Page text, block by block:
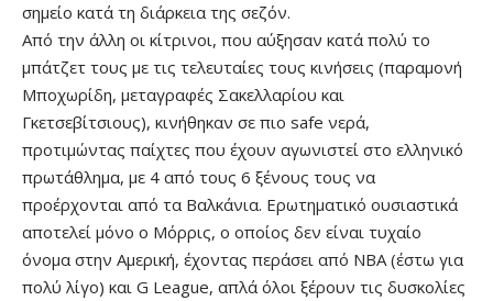
σημείο κατά τη διάρκεια της σεζόν.
Από την άλλη οι κίτρινοι, που αύξησαν κατά πολύ το
μπάτζετ τους με τις τελευταίες τους κινήσεις (παραμονή
Μποχωρίδη, μεταγραφές Σακελλαρίου και
Γκετσεβίτσιους), κινήθηκαν σε πιο safe νερά,
προτιμώντας παίχτες που έχουν αγωνιστεί στο ελληνικό
πρωτάθλημα, με 4 από τους 6 ξένους τους να
προέρχονται από τα Βαλκάνια. Ερωτηματικό ουσιαστικά
αποτελεί μόνο ο Μόρρις, ο οποίος δεν είναι τυχαίο
όνομα στην Αμερική, έχοντας περάσει από ΝΒΑ (έστω για
πολύ λίγο) και G League, απλά όλοι ξέρουν τις δυσκολίες